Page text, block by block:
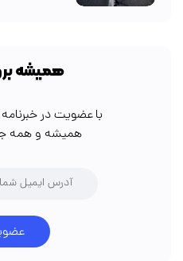
همیشه
با عضویت در خبرنامه
همیشه و همه